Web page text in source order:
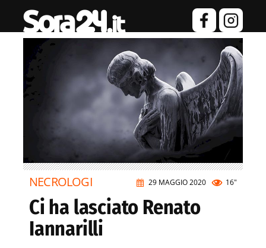
29 MAGGIO 2020 16"
NECROLOGI
Ci ha lasciato Renato
Iannarilli